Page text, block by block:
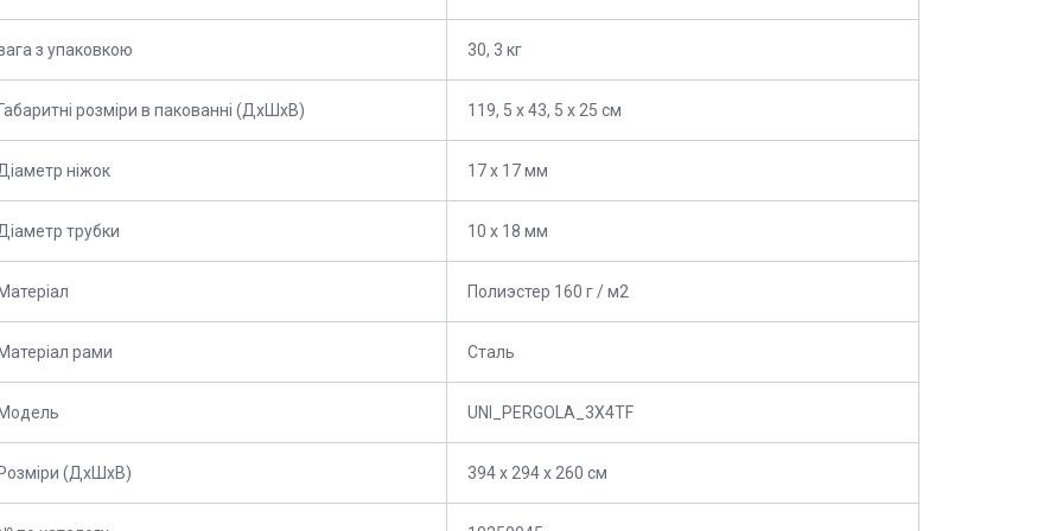
з упаковкою 30, 3 кг
розміри в пакованні (ДхШхВ) 119, 5 х 43, 5 х 25 см
ніжок 17 x 17 мм
трубки 10 х 18 мм
Полиэстер 160 г / м2
рами Сталь
UNI_PERGOLA_3X4TF
(ДхШхВ) 394 х 294 х 260 см